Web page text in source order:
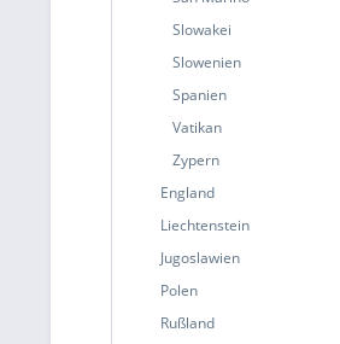
Slowakei
Slowenien
Spanien
Vatikan
Zypern
England
Liechtenstein
Jugoslawien
Polen
Rußland